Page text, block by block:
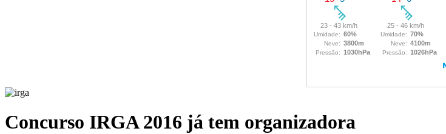
Concurso IRGA 2016 já tem organizadora